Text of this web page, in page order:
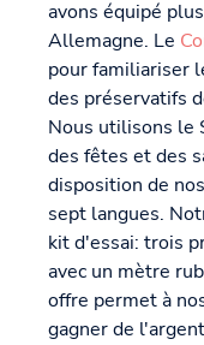
avons équipé
Allemagne. Le
pour familiariser
des préservatifs
Nous utilisons le
des fêtes et des
disposition de
sept langues.
kit d'essai: trois
avec un mètre
offre permet à
gagner de